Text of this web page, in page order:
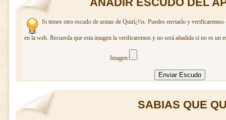
Si tienes otro escudo de armas de Quirï¿½s. Puedes enviarlo y
en la web. Recuerda que esta imagen la verificaremos y no será añadida si no es un
Imagen:
SABIAS QUE